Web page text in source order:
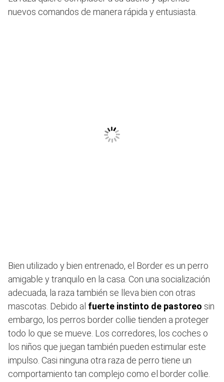
nuevos comandos de manera rápida y entusiasta.
Bien utilizado y bien entrenado, el Border es un perro
amigable y tranquilo en la casa. Con una socialización
adecuada, la raza también se lleva bien con otras
mascotas. Debido al fuerte instinto de pastoreo sin
embargo, los perros border collie tienden a proteger
todo lo que se mueve. Los corredores, los coches o
los niños que juegan también pueden estimular este
impulso. Casi ninguna otra raza de perro tiene un
comportamiento tan complejo como el border collie.